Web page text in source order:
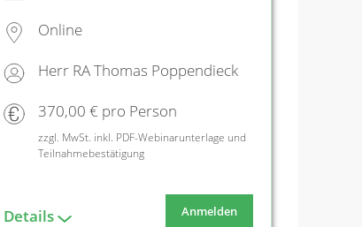
Online
Herr RA Thomas Poppendieck
370,00 € pro Person
zzgl. MwSt. inkl. PDF-Webinarunterlage und
Teilnahmebestätigung
Details Anmelden